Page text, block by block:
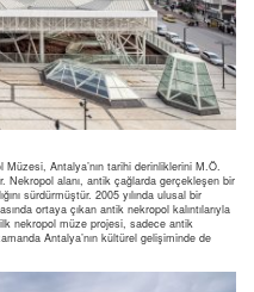
Antalya’nın tarihi derinliklerini M.Ö.
Nekropol alanı, antik çağlarda gerçekleşen bir
sürdürmüştür. 2005 yılında ulusal bir
ortaya çıkan antik nekropol kalıntılarıyla
nekropol müze projesi, sadece antik
Antalya’nın kültürel gelişiminde de